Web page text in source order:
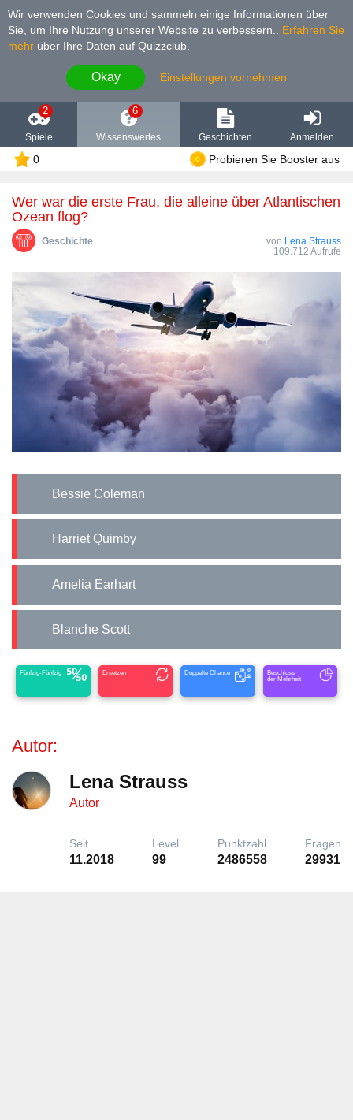
Wir verwenden Cookies und sammeln einige Informationen über
Sie, um Ihre Nutzung unserer Website zu verbessern.
Erfahren Sie
mehr über Ihre Daten auf Quizzclub.
Okay Einstellungen vornehmen
2
Spiele
6
Wissenswertes Geschichten Anmelden
0 Probieren Sie Booster aus
Wer war die erste Frau, die alleine über Atlantischen
Ozean flog?
Geschichte von Lena Strauss
109.712 Aufrufe
Bessie Coleman
Harriet Quimby
Amelia Earhart
Blanche Scott
Fünfzig-Fünfzig Ersetzen Doppelte Chance
Beschluss
der Mehrheit
Autor:
Lena Strauss
Autor
Seit
11.2018
Level
99
Punktzahl
2486558
Fragen
29931